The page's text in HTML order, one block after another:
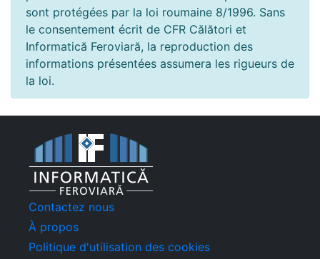
sont protégées par la loi roumaine 8/1996. Sans
le consentement écrit de CFR Călători et
Informatică Feroviară, la reproduction des
informations présentées assumera les rigueurs de
la loi.
Contactez nous
À propos
Politique d'utilisation des cookies